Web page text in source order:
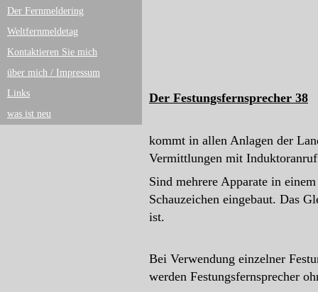
Der Fernmeldering
Weltfernmeldetag
Kontaktieren Sie mich
über mich / Impressum
Links
was ist neu
Der Festungsfernsprecher 38
kommt in allen Anlagen der
Vermittlungen mit
Sind mehrere Apparate in
Schauzeichen eingebaut. Das
ist.
Bei Verwendung einzelner
werden Festungsfernsprecher